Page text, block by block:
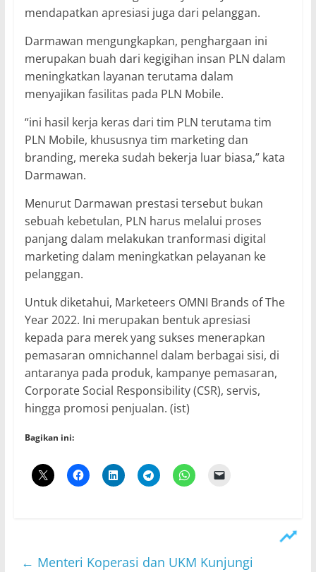
mendapatkan apresiasi juga dari pelanggan.
Darmawan mengungkapkan, penghargaan ini
merupakan buah dari kegigihan insan PLN dalam
meningkatkan layanan terutama dalam
menyajikan fasilitas pada PLN Mobile.
“ini hasil kerja keras dari tim PLN terutama tim
PLN Mobile, khususnya tim marketing dan
branding, mereka sudah bekerja luar biasa,” kata
Darmawan.
Menurut Darmawan prestasi tersebut bukan
sebuah kebetulan, PLN harus melalui proses
panjang dalam melakukan tranformasi digital
marketing dalam meningkatkan pelayanan ke
pelanggan.
Untuk diketahui, Marketeers OMNI Brands of The
Year 2022. Ini merupakan bentuk apresiasi
kepada para merek yang sukses menerapkan
pemasaran omnichannel dalam berbagai sisi, di
antaranya pada produk, kampanye pemasaran,
Corporate Social Responsibility (CSR), servis,
hingga promosi penjualan. (ist)
Bagikan ini:
← ​Menteri Koperasi dan UKM Kunjungi